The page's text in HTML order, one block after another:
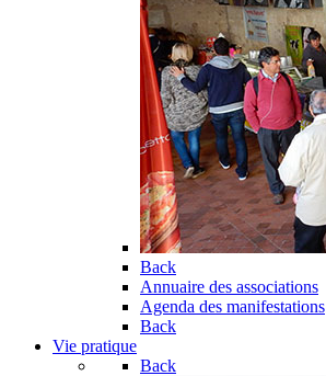
Back
Annuaire des associations
Agenda des manifestations
Back
Vie pratique
Back